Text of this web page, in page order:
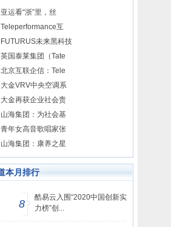
亚运看“浙”里，丝
Teleperformance互
FUTURUS未来黑科技
英国泰莱集团（Tate
北京互联企信：Tele
大金VRV中央空调系
大金再获企业社会责
山海集团：为社会基
青年女高音歌唱家张
山海集团：康养之星
本月排行
8
酷易云入围“2020中国创新实
力榜”创...